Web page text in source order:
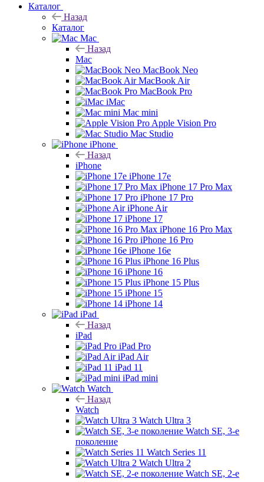
Каталог
Назад
Каталог
Mac
Назад
Mac
MacBook Neo
MacBook Air
MacBook Pro
iMac
Mac mini
Apple Vision Pro
Mac Studio
iPhone
Назад
iPhone
iPhone 17e
iPhone 17 Pro Max
iPhone 17 Pro
iPhone Air
iPhone 17
iPhone 16 Pro Max
iPhone 16 Pro
iPhone 16e
iPhone 16 Plus
iPhone 16
iPhone 15 Plus
iPhone 15
iPhone 14
iPad
Назад
iPad
iPad Pro
iPad Air
iPad 11
iPad mini
Watch
Назад
Watch
Watch Ultra 3
Watch SE, 3-е
поколение
Watch Series 11
Watch Ultra 2
Watch SE, 2-е